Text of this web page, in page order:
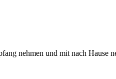
nehmen und mit nach Hause